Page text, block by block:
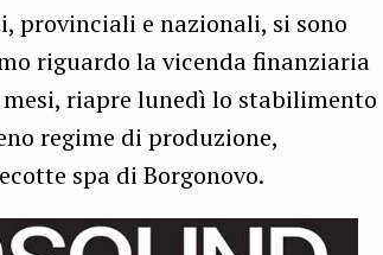
provinciali e nazionali, si sono
riguardo la vicenda finanziaria
mesi, riapre lunedì lo stabilimento
regime di produzione,
spa di Borgonovo.